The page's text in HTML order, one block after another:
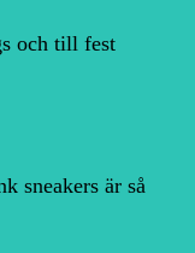
och till fest
sneakers är så